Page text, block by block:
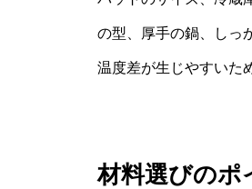
の型、厚手の鍋、しっ
温度差が生じやすいた
材料選びのポ